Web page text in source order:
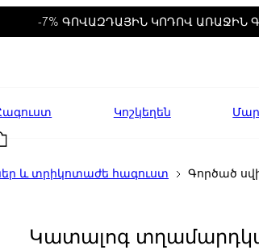
-7% ԳՈՎԱԶԴԱՅԻՆ ԿՈԴՈՎ ԱՌԱՋԻՆ
Կոշկեղեն
և տրիկոտաժե հագուստ Գործած
Կատալոգ